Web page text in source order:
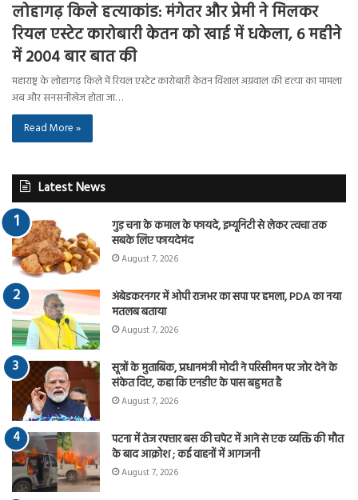
लोहागढ़ किले हत्याकांड: मंगेतर और प्रेमी ने मिलकर
रियल एस्टेट कारोबारी केतन को खाई में धकेला, 6 महीने
में 2004 बार बात की
महाराष्ट्र के लोहागढ़ किले में रियल एस्टेट कारोबारी केतन विशाल अग्रवाल की हत्या का मामला
अब और सनसनीखेज होता जा…
Read More »
Latest News
गुड़ चना के कमाल के फायदे, इम्यूनिटी से लेकर त्वचा तक
सबके लिए फायदेमंद
August 7, 2026
अंबेडकरनगर में ओपी राजभर का सपा पर हमला, PDA का नया
मतलब बताया
August 7, 2026
सूत्रों के मुताबिक, प्रधानमंत्री मोदी ने परिसीमन पर जोर देने के
संकेत दिए, कहा कि एनडीए के पास बहुमत है
August 7, 2026
पटना में तेज रफ्तार बस की चपेट में आने से एक व्यक्ति की मौत
के बाद आक्रोश ; कई वाहनों में आगजनी
August 7, 2026